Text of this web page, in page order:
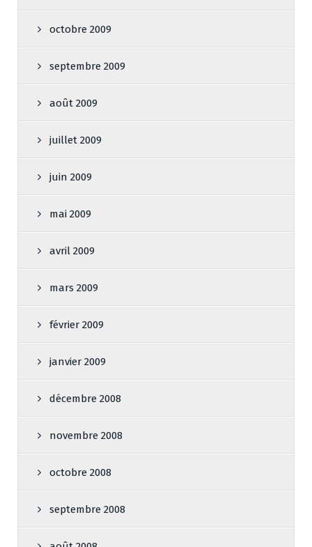
octobre 2009
septembre 2009
août 2009
juillet 2009
juin 2009
mai 2009
avril 2009
mars 2009
février 2009
janvier 2009
décembre 2008
novembre 2008
octobre 2008
septembre 2008